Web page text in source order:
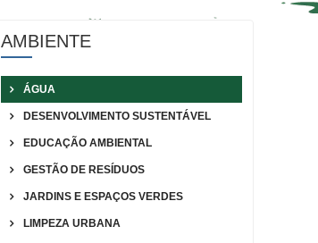
AMBIENTE
ÁGUA
DESENVOLVIMENTO SUSTENTÁVEL
EDUCAÇÃO AMBIENTAL
GESTÃO DE RESÍDUOS
JARDINS E ESPAÇOS VERDES
LIMPEZA URBANA